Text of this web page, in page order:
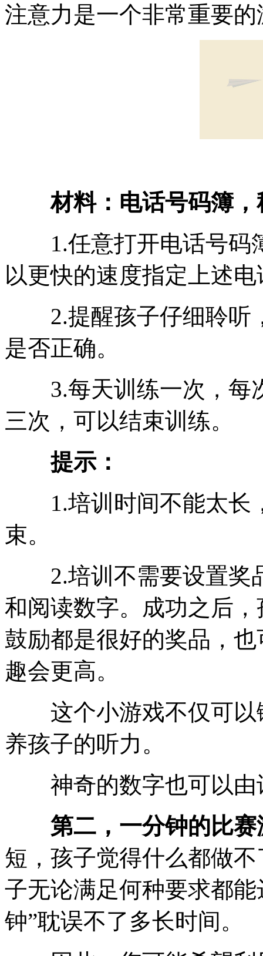
注意力是一个非常重要
材料：电话号码簿，
1.任意打开电话号码
以更快的速度指定上述
2.提醒孩子仔细聆听
是否正确。
3.每天训练一次，每
三次，可以结束训练。
提示：
1.培训时间不能太长
束。
2.培训不需要设置奖
和阅读数字。成功之后
鼓励都是很好的奖品，
趣会更高。
这个小游戏不仅可以
养孩子的听力。
神奇的数字也可以由
第二，一分钟的比赛
短，孩子觉得什么都做
子无论满足何种要求都
钟”耽误不了多长时间。